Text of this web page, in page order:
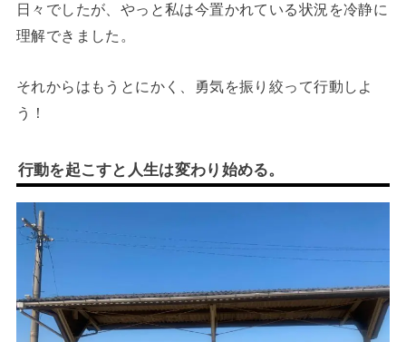
日々でしたが、やっと私は今置かれている状況を冷静に
理解できました。
それからはもうとにかく、勇気を振り絞って行動しよ
う！
行動を起こすと人生は変わり始める。